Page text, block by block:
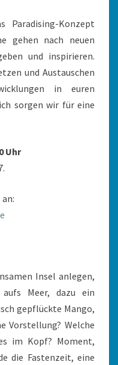
Konzept
gehen nach neuen
und inspirieren.
und Austauschen
in euren
sorgen wir für eine
Uhr
Insel anlegen,
Meer, dazu ein
gepflückte Mango,
Vorstellung? Welche
im Kopf? Moment,
die Fastenzeit, eine